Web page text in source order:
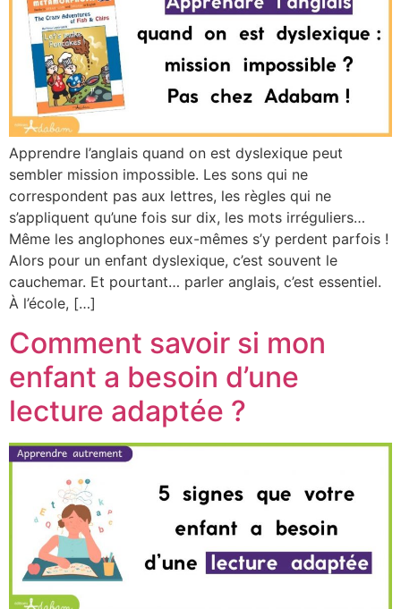
Apprendre l’anglais quand on est dyslexique peut
sembler mission impossible. Les sons qui ne
correspondent pas aux lettres, les règles qui ne
s’appliquent qu’une fois sur dix, les mots irréguliers…
Même les anglophones eux-mêmes s’y perdent parfois !
Alors pour un enfant dyslexique, c’est souvent le
cauchemar. Et pourtant… parler anglais, c’est essentiel.
À l’école, […]
Comment savoir si mon
enfant a besoin d’une
lecture adaptée ?